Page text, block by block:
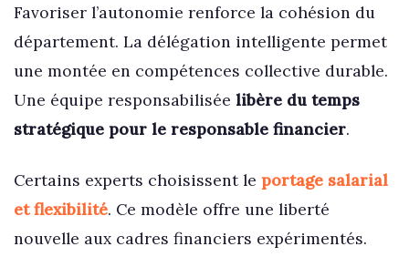
Favoriser l’autonomie renforce la cohésion du
département. La délégation intelligente permet
une montée en compétences collective durable.
Une équipe responsabilisée libère du temps
stratégique pour le responsable financier.
Certains experts choisissent le portage salarial
et flexibilité. Ce modèle offre une liberté
nouvelle aux cadres financiers expérimentés.